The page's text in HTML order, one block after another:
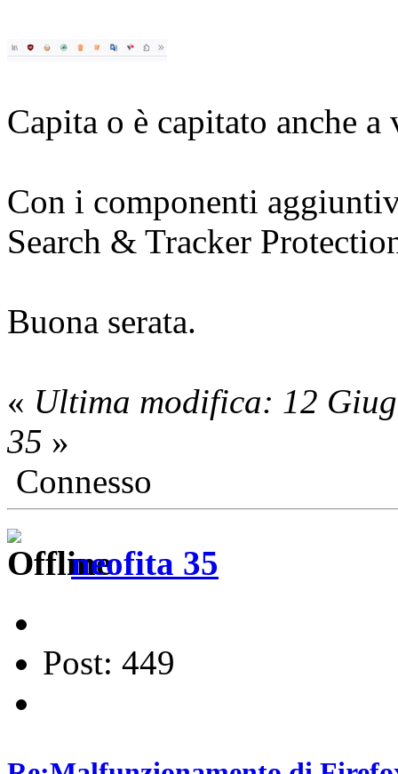
Capita o è capitato anche a
Con i componenti
Search & Tracker
Buona serata.
« Ultima modifica: 12
35 »
Connesso
neofita 35
Post: 449